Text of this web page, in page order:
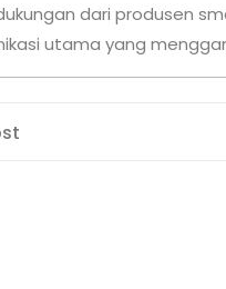
dari produsen
utama yang